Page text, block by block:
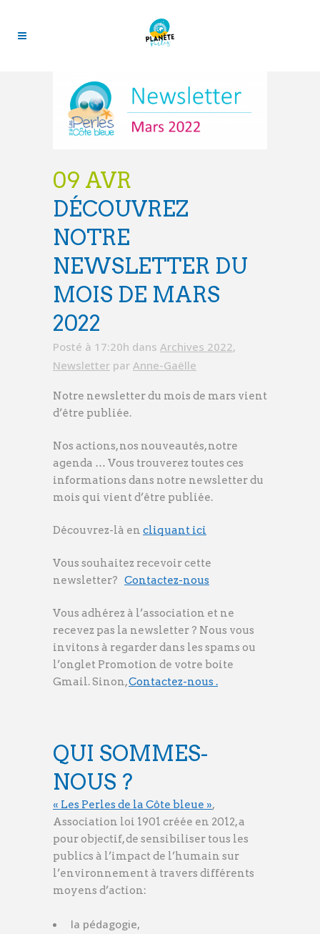
09 AVR
DÉCOUVREZ
NOTRE
NEWSLETTER DU
MOIS DE MARS
2022
Posté à 17:20h dans Archives 2022,
Newsletter par Anne-Gaëlle
Notre newsletter du mois de mars vient
d’être publiée.
Nos actions, nos nouveautés, notre
agenda … Vous trouverez toutes ces
informations dans notre newsletter du
mois qui vient d’être publiée.
Découvrez-là en cliquant ici
Vous souhaitez recevoir cette
newsletter? Contactez-nous
Vous adhérez à l’association et ne
recevez pas la newsletter ? Nous vous
invitons à regarder dans les spams ou
l’onglet Promotion de votre boite
Gmail. Sinon,Contactez-nous .
QUI SOMMES-
NOUS ?
« Les Perles de la Côte bleue »,
Association loi 1901 créée en 2012, a
pour objectif, de sensibiliser tous les
publics à l’impact de l’humain sur
l’environnement à travers différents
moyens d’action:
la pédagogie,